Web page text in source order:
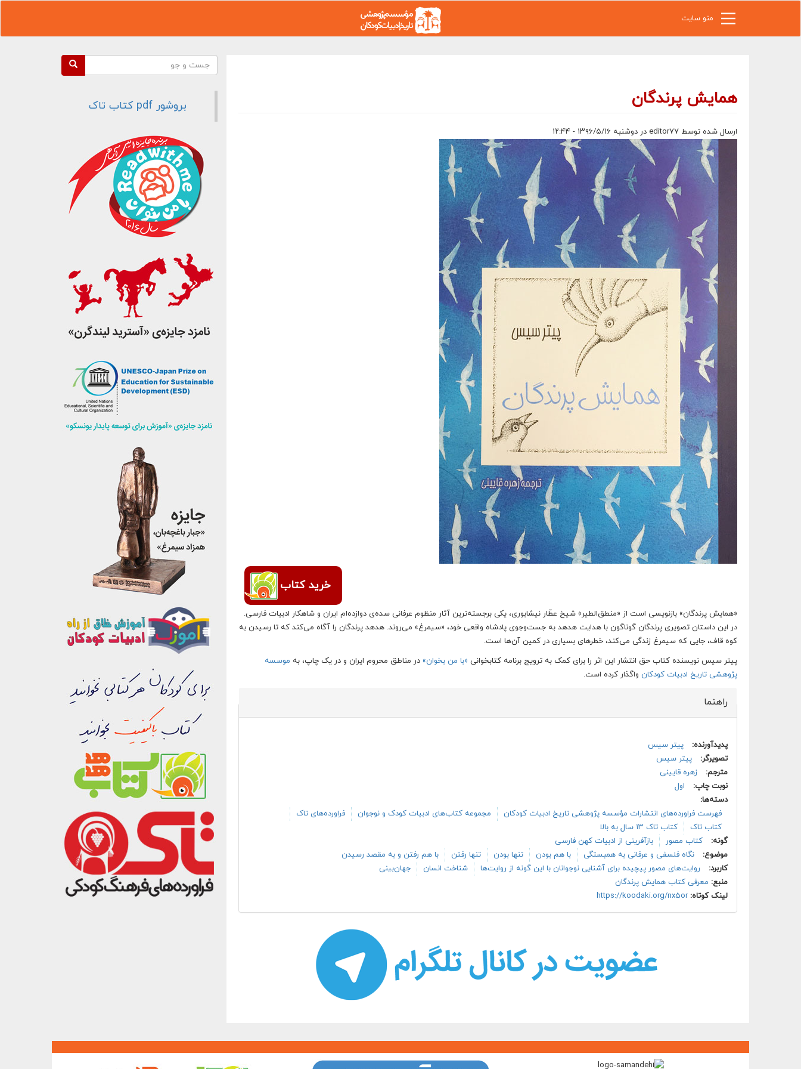
منو سایت
همایش پرندگان
ارسال شده توسط editor77 در دوشنبه ۱۳۹۶/۵/۱۶ - ۱۲:۴۴
خرید کتاب
«همایش پرندگان» بازنویسی است از «منطق‌الطیر» شیخ عطّار نیشابوری، یکی برجسته‌ترین آثار منظوم عرفانی سده‌ی دوازده‌ام ایران و شاهکار ادبیات فارسی.
در این داستان تصویری پرندگان گوناگون با هدایت هدهد به جست‌وجوی پادشاه واقعی خود، «سیمرغ» می‌روند. هدهد پرندگان را آگاه می‌کند که تا رسیدن به
کوه قاف، جایی که سیمرغ زندگی می‌کند، خطرهای بسیاری در کمین آن‌ها است.
پیتر سیس نویسنده کتاب حق انتشار این اثر را برای کمک به ترویج برنامه کتابخوانی «با من بخوان» در مناطق محروم ایران و در یک چاپ، به موسسه
پژوهشی تاریخ ادبیات کودکان واگذار کرده است.
پنهان کن
راهنما
پدیدآورنده:
پیتر سیس
تصویرگر:
پیتر سیس
مترجم:
زهره قایینی
نوبت چاپ:
اول
دسته‌ها:
فهرست فراورده‌های انتشارات مؤسسه پژوهشی تاریخ ادبیات کودکان
مجموعه کتاب‌های ادبیات کودک و نوجوان
فراورده‌های تاک
کتاب تاک
کتاب تاک ۱۳ سال به بالا
گونه:
کتاب مصور
بازآفرینی از ادبیات کهن فارسی
موضوع:
نگاه فلسفی و عرفانی به همبستگی با هم بودن تنها بودن تنها رفتن
با هم رفتن و به مقصد رسیدن
کاربرد:
روایت‌های مصور پیچیده برای آشنایی نوجوانان با این گونه از روایت‌ها شناخت انسان
جهان‌بینی
منبع: معرفی کتاب همایش پرندگان
لینک کوتاه:https://koodaki.org/nx5or
فرم جستجو
بروشور pdf کتاب تاک